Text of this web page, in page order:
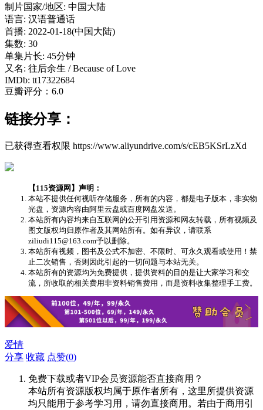
制片国家/地区: 中国大陆
语言: 汉语普通话
首播: 2022-01-18(中国大陆)
集数: 30
单集片长: 45分钟
又名: 往后余生 / Because of Love
IMDb: tt17322684
豆瓣评分：6.0
链接分享：
已获得查看权限 https://www.aliyundrive.com/s/cEB5KSrLzXd
【115资源网】声明：
本站不提供任何视听存储服务，所有的内容，都是电子版本，非实物
光盘，资源内容由阿里云盘或百度网盘发送。
本站所有内容均来自互联网的公开引用资源和网友转载，所有视频及
图文版权均归原作者及其网站所有。如有异议，请联系
ziliudi115@163.com予以删除。
本站所有视频，图书及公式不加密、不限时、可永久观看或使用！禁
止二次销售，否则因此引起的一切问题与本站无关。
本站所有的资源均为免费提供，提供资料的目的是让大家学习和交
流，所收取的相关费用非资料销售费用，而是资料收集整理手工费。
爱情
分享 收藏 点赞(0)
免费下载或者VIP会员资源能否直接商用？
本站所有资源版权均属于原作者所有，这里所提供资源
均只能用于参考学习用，请勿直接商用。若由于商用引